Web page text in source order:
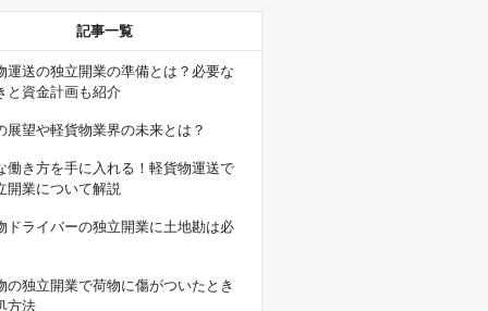
記事一覧
運送の独立開業の準備とは？必要な
と資金計画も紹介
展望や軽貨物業界の未来とは？
働き方を手に入れる！軽貨物運送で
開業について解説
ドライバーの独立開業に土地勘は必
の独立開業で荷物に傷がついたとき
方法